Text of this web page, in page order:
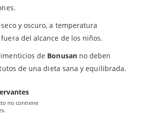
y oscuro, a temperatura
del alcance de los niños.
de Bonusanno deben
de una dieta sana y equilibrada.
no contiene